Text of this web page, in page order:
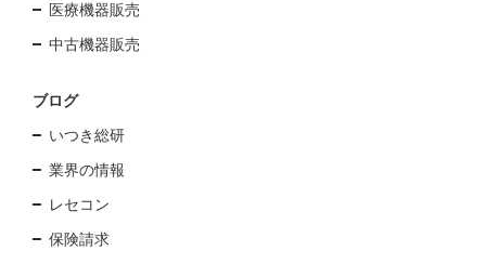
医療機器販売
中古機器販売
ブログ
いつき総研
業界の情報
レセコン
保険請求